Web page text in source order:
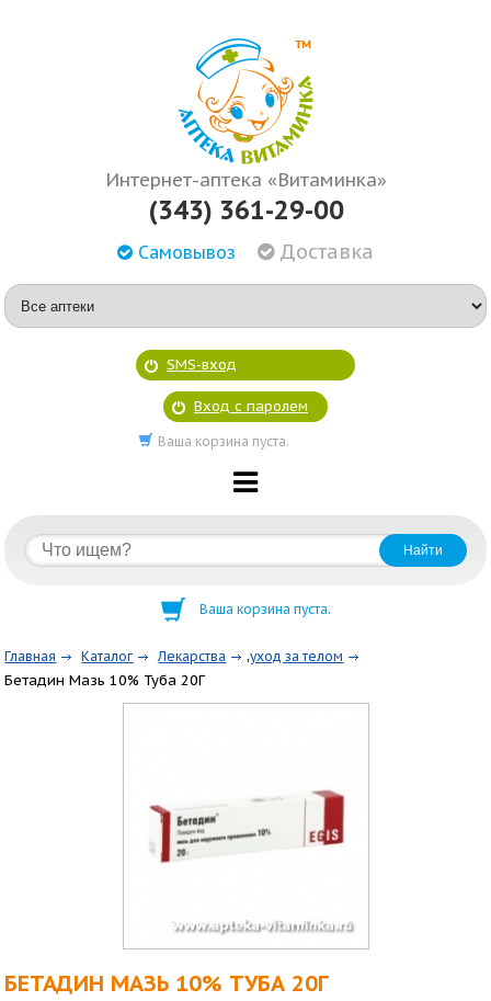
Интернет-аптека «Витаминка»
(343) 361-29-00
Самовывоз Доставка
SMS-вход
Вход с паролем
Ваша корзина пуста.
Ваша корзина пуста.
Главная Каталог Лекарства ,уход за телом
Бетадин Мазь 10% Туба 20Г
БЕТАДИН МАЗЬ 10% ТУБА 20Г